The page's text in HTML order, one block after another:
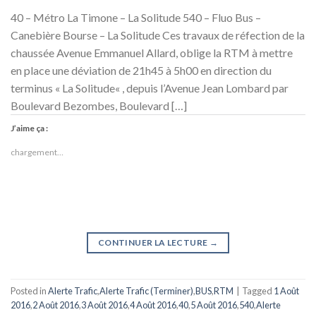
40 – Métro La Timone – La Solitude 540 – Fluo Bus –
Canebière Bourse – La Solitude Ces travaux de réfection de la
chaussée Avenue Emmanuel Allard, oblige la RTM à mettre
en place une déviation de 21h45 à 5h00 en direction du
terminus « La Solitude« , depuis l’Avenue Jean Lombard par
Boulevard Bezombes, Boulevard […]
J’aime ça :
chargement…
CONTINUER LA LECTURE →
Posted inAlerte Trafic,Alerte Trafic (Terminer),BUS,RTM Tagged 1 Août
2016,2 Août 2016,3 Août 2016,4 Août 2016,40,5 Août 2016,540,Alerte